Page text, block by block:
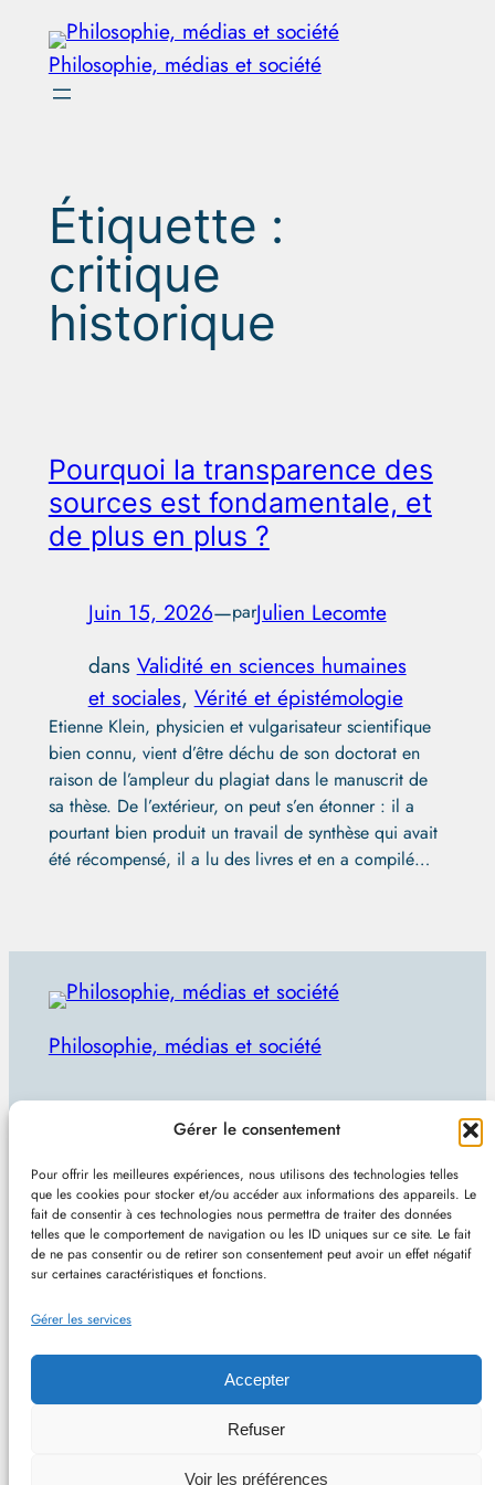
Gérer le consentement
Pour offrir les meilleures expériences, nous utilisons des technologies telles
que les cookies pour stocker et/ou accéder aux informations des appareils. Le
fait de consentir à ces technologies nous permettra de traiter des données
telles que le comportement de navigation ou les ID uniques sur ce site. Le fait
de ne pas consentir ou de retirer son consentement peut avoir un effet négatif
sur certaines caractéristiques et fonctions.
Gérer les services
Accepter
Refuser
Voir les préférences
Aller
contenu
Philosophie, médias et société
Étiquette :
critique
historique
Pourquoi la transparence des
sources est fondamentale, et
de plus en plus ?
Juin 15, 2026—parJulien Lecomte
dans Validité en sciences humaines
et sociales, Vérité et épistémologie
Etienne Klein, physicien et vulgarisateur scientifique
bien connu, vient d’être déchu de son doctorat en
raison de l’ampleur du plagiat dans le manuscrit de
sa thèse. De l’extérieur, on peut s’en étonner : il a
pourtant bien produit un travail de synthèse qui avait
été récompensé, il a lu des livres et en a compilé…
Philosophie, médias et société
e
c
h
e
r
c
Plan du site–Mentions et confidentialité–Sans
pub et indépendant
Philomedia.be – Philosophie, médias et société –